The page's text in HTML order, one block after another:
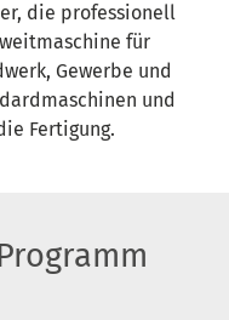
die professionell
für
Gewerbe und
und
Fertigung.